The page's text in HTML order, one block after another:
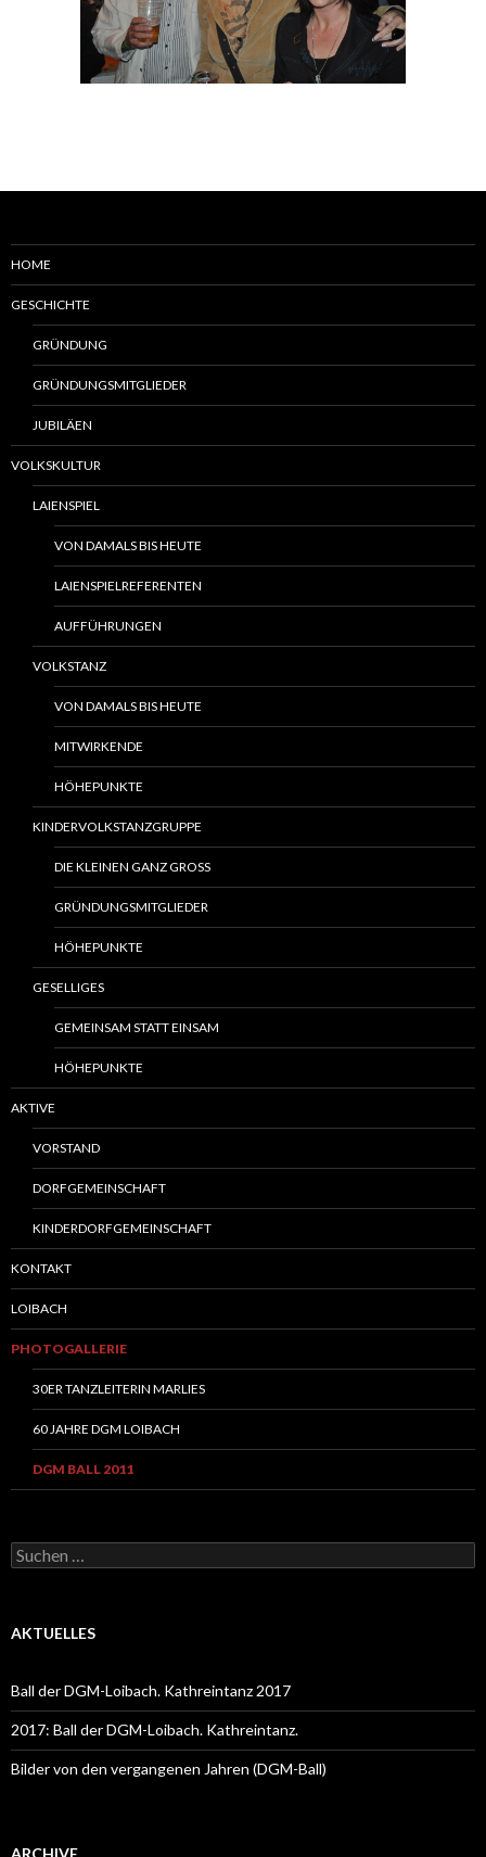
HOME
GESCHICHTE
GRÜNDUNG
GRÜNDUNGSMITGLIEDER
JUBILÄEN
VOLKSKULTUR
LAIENSPIEL
VON DAMALS BIS HEUTE
LAIENSPIELREFERENTEN
AUFFÜHRUNGEN
VOLKSTANZ
VON DAMALS BIS HEUTE
MITWIRKENDE
HÖHEPUNKTE
KINDERVOLKSTANZGRUPPE
DIE KLEINEN GANZ GROSS
GRÜNDUNGSMITGLIEDER
HÖHEPUNKTE
GESELLIGES
GEMEINSAM STATT EINSAM
HÖHEPUNKTE
AKTIVE
VORSTAND
DORFGEMEINSCHAFT
KINDERDORFGEMEINSCHAFT
KONTAKT
LOIBACH
PHOTOGALLERIE
30ER TANZLEITERIN MARLIES
60 JAHRE DGM LOIBACH
DGM BALL 2011
Suche nach:
AKTUELLES
Ball der DGM-Loibach. Kathreintanz 2017
2017: Ball der DGM-Loibach. Kathreintanz.
Bilder von den vergangenen Jahren (DGM-Ball)
ARCHIVE